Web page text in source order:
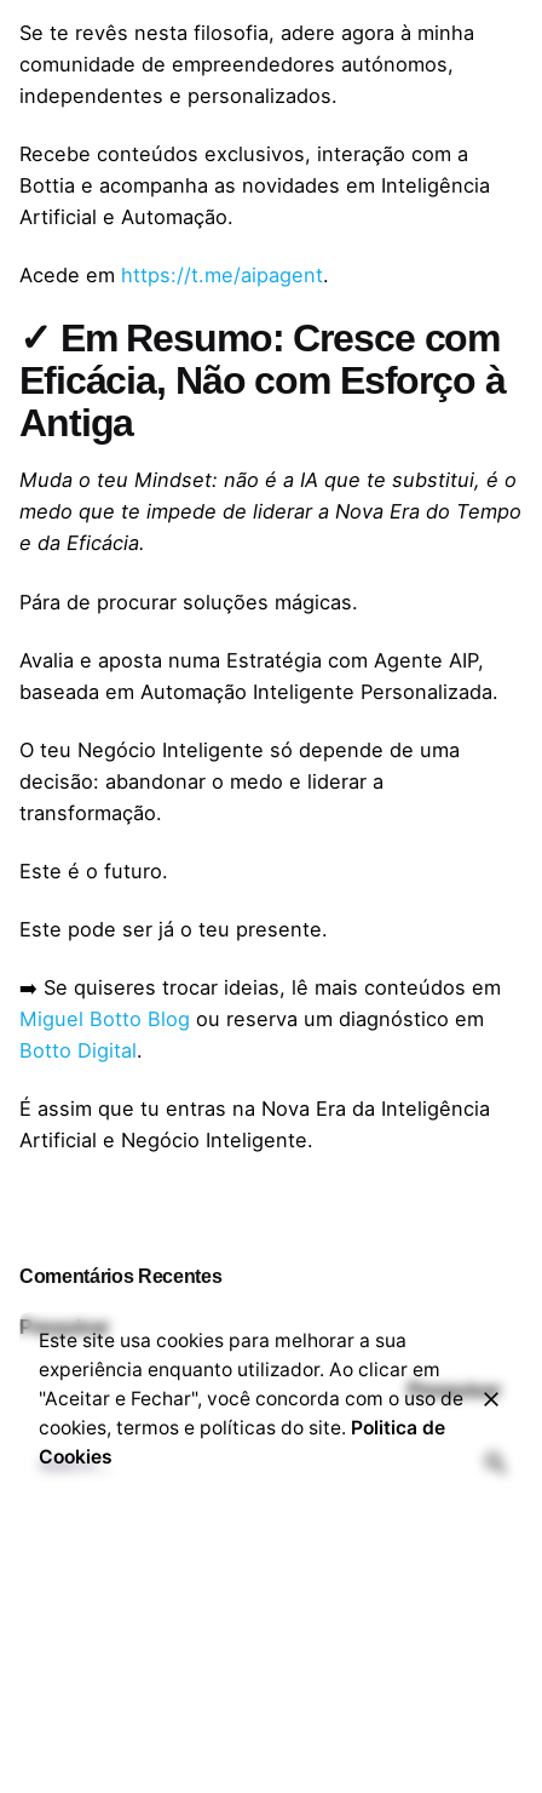
Comentários Recentes
Pesquisar
Pesquisar
Se te revês nesta filosofia, adere agora à minha
comunidade de empreendedores autónomos,
independentes e personalizados.
Recebe conteúdos exclusivos, interação com a
Bottia e acompanha as novidades em Inteligência
Artificial e Automação.
Acede em https://t.me/aipagent.
✓ Em Resumo: Cresce com
Eficácia, Não com Esforço à
Antiga
Muda o teu Mindset: não é a IA que te substitui, é o
medo que te impede de liderar a Nova Era do Tempo
e da Eficácia.
Pára de procurar soluções mágicas.
Avalia e aposta numa Estratégia com Agente AIP,
baseada em Automação Inteligente Personalizada.
O teu Negócio Inteligente só depende de uma
decisão: abandonar o medo e liderar a
transformação.
Este é o futuro.
Este pode ser já o teu presente.
➡️ Se quiseres trocar ideias, lê mais conteúdos em
Miguel Botto Blog ou reserva um diagnóstico em
Botto Digital.
É assim que tu entras na Nova Era da Inteligência
Artificial e Negócio Inteligente.
Este site usa cookies para melhorar a sua
experiência enquanto utilizador. Ao clicar em
"Aceitar e Fechar", você concorda com o uso de
cookies, termos e políticas do site. Politica de
Cookies